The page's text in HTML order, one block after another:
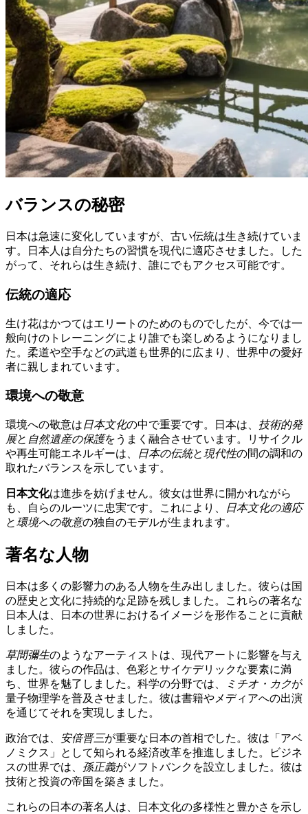
バランスの秘密
日本は急速に変化していますが、古い伝統は生き続けていま
す。日本人は自分たちの習慣を現代に適応させました。した
がって、それらは生き続け、誰にでもアクセス可能です。
伝統の適応
生け花はかつてはエリートのためのものでしたが、今では一
般向けのトレーニングにより誰でも楽しめるようになりまし
た。柔道や空手などの武道も世界的に広まり、世界中の愛好
者に親しまれています。
環境への敬意
環境への敬意は日本文化の中で重要です。日本は、 技術的発
展と 自然遺産の保護をうまく融合させています。リサイクル
や再生可能エネルギーは、
日本の伝統と現代性の間の調和の
取れたバランスを示しています。
日本文化は進歩を妨げません。彼女は世界に開かれながら
も、自らのルーツに忠実です。これにより、
日本文化の適応
と環境への敬意の独自のモデルが生まれます。
著名な人物
日本は多くの影響力のある人物を生み出しました。彼らは国
の歴史と文化に持続的な足跡を残しました。これらの著名な
日本人は、日本の世界におけるイメージを形作ることに貢献
しました。
草間彌生のようなアーティストは、現代アートに影響を与え
ました。彼らの作品は、色彩とサイケデリックな要素に満
ち、世界を魅了しました。科学の分野では、
ミチオ・カクが
量子物理学を普及させました。彼は書籍やメディアへの出演
を通じてそれを実現しました。
政治では、 安倍晋三が重要な日本の首相でした。彼は「アベ
ノミクス」として知られる経済改革を推進しました。ビジネ
スの世界では、 孫正義がソフトバンクを設立しました。彼は
技術と投資の帝国を築きました。
これらの日本の著名人は、日本文化の多様性と豊かさを示し